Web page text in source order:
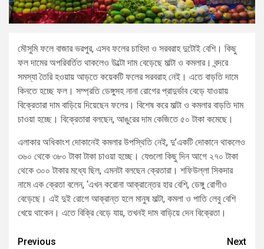
মৌসুমি ফলে বাজার ভরপুর, এসব ফলের চাহিদা ও সরবরাহ দুটোই বেশি। কিছু
ফল দামের অপরিবর্তিত থাকলেও উল্টো দাম বেড়েছে মাল্টা ও কমলার। বন্দরে
সমস্যা তৈরি হওয়ায় আড়তে কয়েকটি ফলের সরবরাহ নেই। এতে বাড়তি দামে
কিনতে হচ্ছে ফল। সম্প্রতি ডেঙ্গুসহ নানা রোগের প্রাদুর্ভাব বেড়ে যাওয়ায়
বিক্রেতারা দাম বাড়িয়ে দিয়েছেন ফলের। বিশেষ করে মাল্টা ও কমলার বাড়তি দাম
চাওয়া হচ্ছে। বিক্রেতারা বলছেন, আঙুরের দাম কেজিতে ৫০ টাকা কমেছে।
এলাকার অধিকাংশ দোকানেই কমলার উপস্থিতি নেই, দু’একটি দোকানে থাকলেও
৩৬০ থেকে ৩৮০ টাকা টাকা চাওয়া হচ্ছে। যেগুলো কিছু দিন আগে ২৭০ টাকা
থেকে ৩০০ টাকার মধ্যে ছিল, এমনটা বলছেন ক্রেতারা। শফিউল্লা সিকদার
নামে এক ক্রেতা বলেন, ‘এখন করোনা আক্রান্তের হার বেশি, ডেঙ্গু রোগীও
বেড়েছে। এই দুই রোগে আক্রান্ত হলে মানুষ মাল্টা, কমলা ও পাতি লেবু বেশি
খেয়ে থাকেন। এতে বিক্রি বেড়ে যায়, তখনই দাম বাড়িয়ে দেন বিক্রেতা।
Previous
Next